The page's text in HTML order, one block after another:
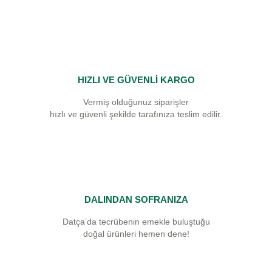
HIZLI VE GÜVENLİ KARGO
Vermiş olduğunuz siparişler
hızlı ve güvenli şekilde tarafınıza teslim edilir.
DALINDAN SOFRANIZA
Datça’da tecrübenin emekle buluştuğu
doğal ürünleri hemen dene!